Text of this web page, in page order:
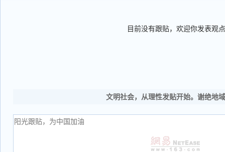
目前没有跟贴，欢迎你发表观点
文明社会，从理性发贴开始。谢绝地